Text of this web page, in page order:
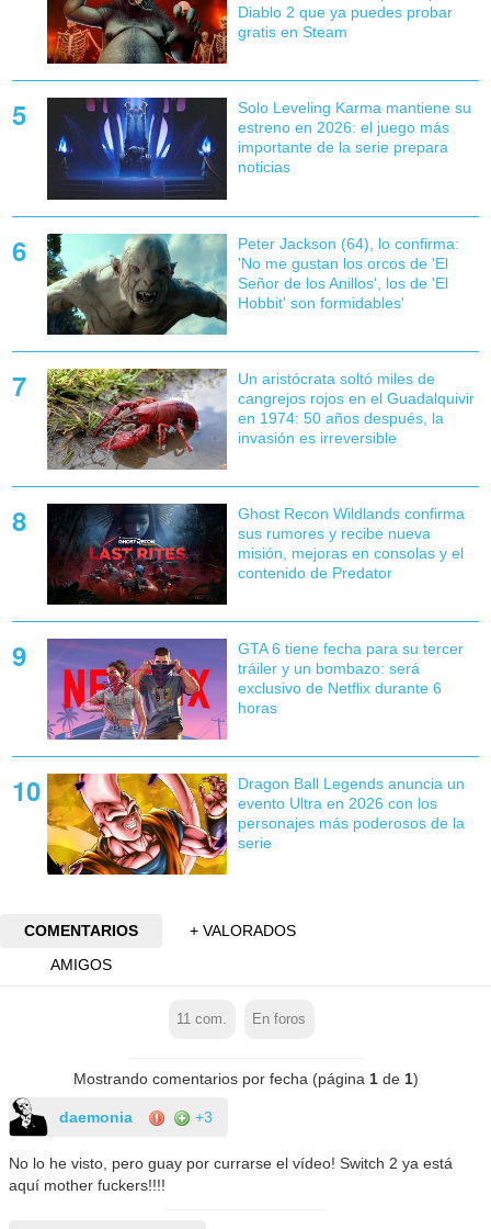
Diablo 2 que ya puedes probar
gratis en Steam
Solo Leveling Karma mantiene su
estreno en 2026: el juego más
importante de la serie prepara
noticias
Peter Jackson (64), lo confirma:
'No me gustan los orcos de 'El
Señor de los Anillos', los de 'El
Hobbit' son formidables'
Un aristócrata soltó miles de
cangrejos rojos en el Guadalquivir
en 1974: 50 años después, la
invasión es irreversible
Ghost Recon Wildlands confirma
sus rumores y recibe nueva
misión, mejoras en consolas y el
contenido de Predator
GTA 6 tiene fecha para su tercer
tráiler y un bombazo: será
exclusivo de Netflix durante 6
horas
Dragon Ball Legends anuncia un
evento Ultra en 2026 con los
personajes más poderosos de la
serie
COMENTARIOS
+ VALORADOS
AMIGOS
11 com. En foros
Mostrando comentarios por fecha (página 1de 1)
daemonia +3
No lo he visto, pero guay por currarse el vídeo! Switch 2 ya está
aquí mother fuckers!!!!